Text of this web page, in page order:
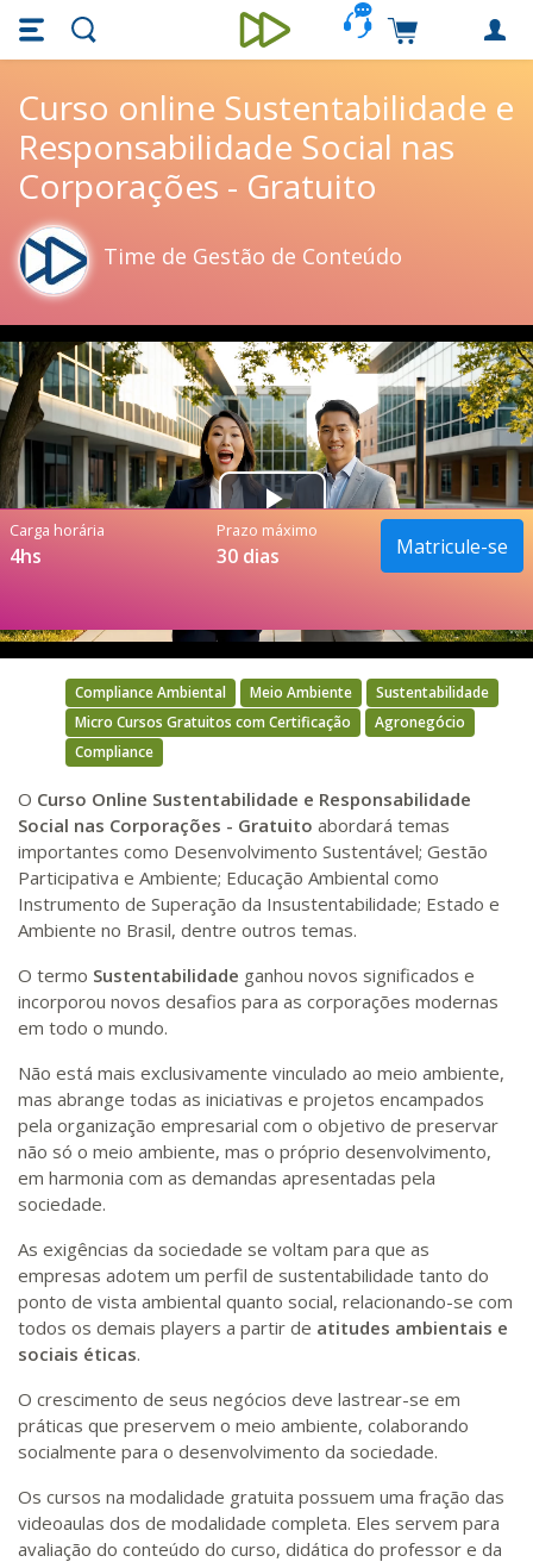
Skip main navigation
Skip to main content
Unieducar
Carrinho de
Curso online Sustentabilidade e
Responsabilidade Social nas
Corporações - Gratuito
Time de Gestão de Conteúdo
Play
Carga horária
4hs
Prazo máximo
30 dias Matricule-se
Compliance Ambiental Meio Ambiente
Sustentabilidade
Micro Cursos Gratuitos com Certificação
Agronegócio
Compliance
O Curso Online Sustentabilidade e Responsabilidade
Social nas Corporações - Gratuito abordará temas
importantes como Desenvolvimento Sustentável; Gestão
Participativa e Ambiente; Educação Ambiental como
Instrumento de Superação da Insustentabilidade; Estado e
Ambiente no Brasil, dentre outros temas.
O termo Sustentabilidade ganhou novos significados e
incorporou novos desafios para as corporações modernas
em todo o mundo.
Não está mais exclusivamente vinculado ao meio ambiente,
mas abrange todas as iniciativas e projetos encampados
pela organização empresarial com o objetivo de preservar
não só o meio ambiente, mas o próprio desenvolvimento,
em harmonia com as demandas apresentadas pela
sociedade.
As exigências da sociedade se voltam para que as
empresas adotem um perfil de sustentabilidade tanto do
ponto de vista ambiental quanto social, relacionando-se com
todos os demais players a partir de atitudes ambientais e
sociais éticas.
O crescimento de seus negócios deve lastrear-se em
práticas que preservem o meio ambiente, colaborando
socialmente para o desenvolvimento da sociedade.
Os cursos na modalidade gratuita possuem uma fração das
videoaulas dos de modalidade completa. Eles servem para
avaliação do conteúdo do curso, didática do professor e da